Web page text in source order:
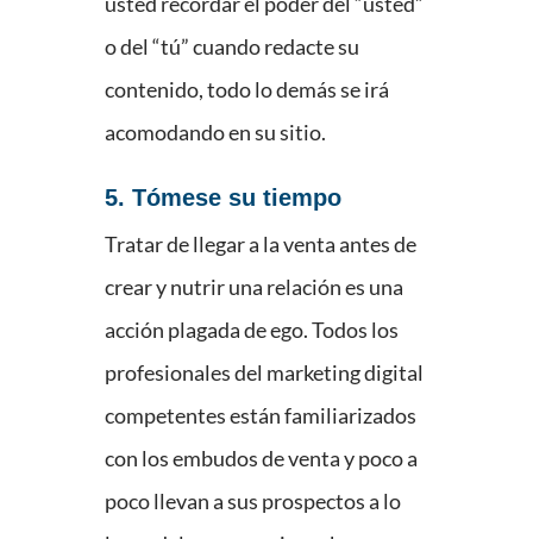
o del “tú” cuando redacte su
contenido, todo lo demás se irá
acomodando en su sitio.
5. Tómese su tiempo
Tratar de llegar a la venta antes de
crear y nutrir una relación es una
acción plagada de ego. Todos los
profesionales del marketing digital
competentes están familiarizados
con los embudos de venta y poco a
poco llevan a sus prospectos a lo